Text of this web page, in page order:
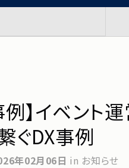
例】イベン
ぐDX事例
年02月06日 in お知らせ